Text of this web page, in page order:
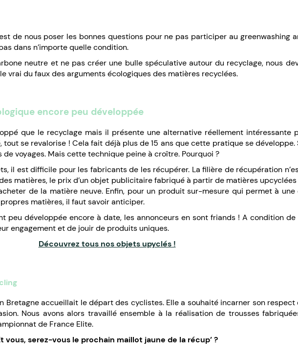
de nous poser les bonnes questions pour ne pas participer au greenwashing
dans n’importe quelle condition.
neutre et ne pas créer une bulle spéculative autour du recyclage, nous
vrai du faux des arguments écologiques des matières recyclées.
encore peu développée
que le recyclage mais il présente une alternative réellement intéressante
se revalorise ! Cela fait déjà plus de 15 ans que cette pratique se développe.
voyages. Mais cette technique peine à croître. Pourquoi ?
il est difficile pour les fabricants de les récupérer. La filière de récupération
matières, le prix d’un objet publicitaire fabriqué à partir de matières upcyclées
de la matière neuve. Enfin, pour un produit sur-mesure qui permet à
matières, il faut savoir anticiper.
peu développée encore à date, les annonceurs en sont friands ! A condition
engagement et de jouir de produits uniques.
Découvrez tous nos objets upyclés !
Bretagne accueillait le départ des cyclistes. Elle a souhaité incarner son respect
Nous avons alors travaillé ensemble à la réalisation de trousses
de France Elite.
vous, serez-vous le prochain maillot jaune de la récup’ ?